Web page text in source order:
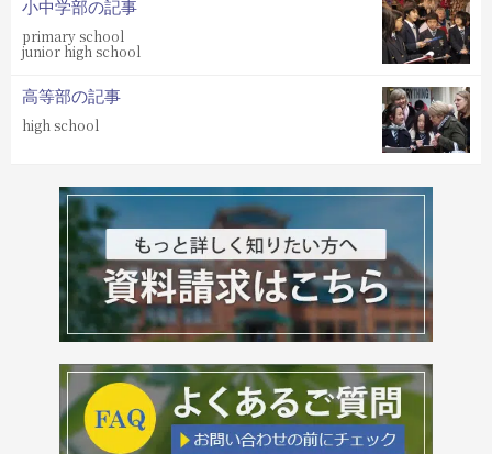
小中学部の記事
primary school
junior high school
高等部の記事
high school